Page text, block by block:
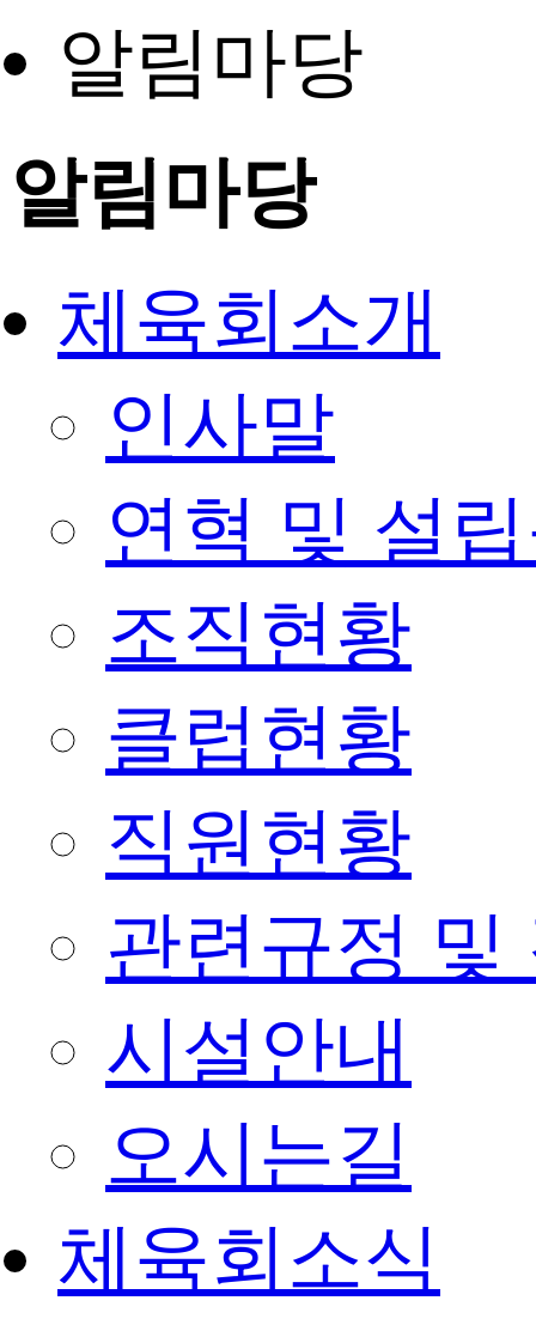
알림마당
알림마당
체육회소개
인사말
연혁 및 설
조직현황
클럽현황
직원현황
관련규정 및
시설안내
오시는길
체육회소식